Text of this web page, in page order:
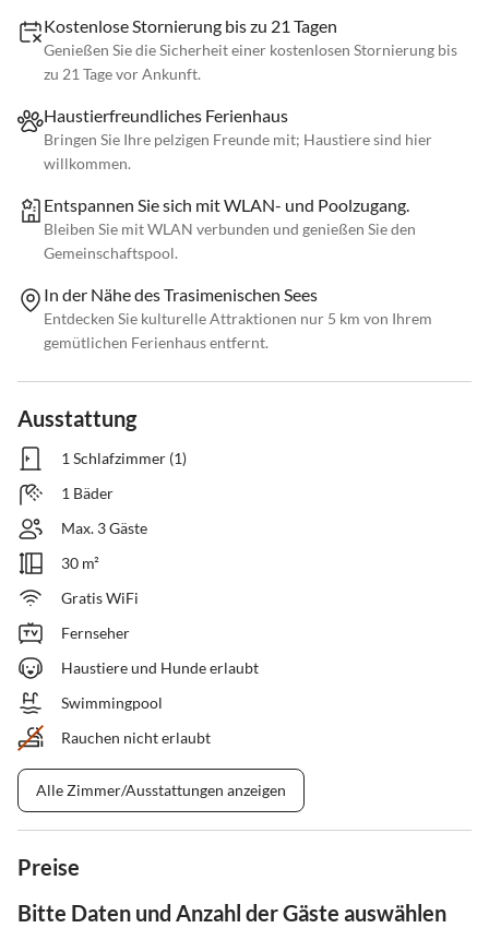
Kostenlose Stornierung bis zu 21 Tagen
Genießen Sie die Sicherheit einer kostenlosen Stornierung bis
zu 21 Tage vor Ankunft.
Haustierfreundliches Ferienhaus
Bringen Sie Ihre pelzigen Freunde mit; Haustiere sind hier
willkommen.
Entspannen Sie sich mit WLAN- und Poolzugang.
Bleiben Sie mit WLAN verbunden und genießen Sie den
Gemeinschaftspool.
In der Nähe des Trasimenischen Sees
Entdecken Sie kulturelle Attraktionen nur 5 km von Ihrem
gemütlichen Ferienhaus entfernt.
Ausstattung
1 Schlafzimmer (1)
1 Bäder
Max. 3 Gäste
30 m²
Gratis WiFi
Fernseher
Haustiere und Hunde erlaubt
Swimmingpool
Rauchen nicht erlaubt
Alle Zimmer/Ausstattungen anzeigen
Preise
Bitte Daten und Anzahl der Gäste auswählen